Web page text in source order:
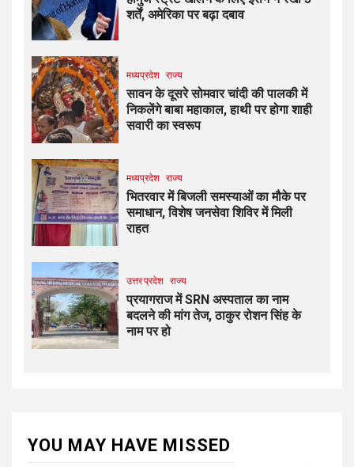
शर्तें, अमेरिका पर बढ़ा दबाव
मध्यप्रदेश राज्य
सावन के दूसरे सोमवार चांदी की पालकी में
निकलेंगे बाबा महाकाल, हाथी पर होगा शाही
सवारी का स्वरूप
मध्यप्रदेश राज्य
भितरवार में बिजली समस्याओं का मौके पर
समाधान, विशेष जनसेवा शिविर में मिली
राहत
उत्तर प्रदेश राज्य
प्रयागराज में SRN अस्पताल का नाम
बदलने की मांग तेज, ठाकुर रोशन सिंह के
नाम पर हो
YOU MAY HAVE MISSED